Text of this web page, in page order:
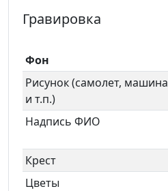
Гравировка
Фон
Рисунок (самолет, машина
и т.п.)
Надпись ФИО
Крест
Цветы